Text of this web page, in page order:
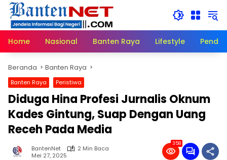
Langsung
konten
Home
Nasional Banten Raya Lifestyle
Beranda Banten Raya
Banten Raya Peristiwa
Diduga Hina Profesi Jurnalis Oknum
Kades Gintung, Suap Dengan Uang
Receh Pada Media
BantenNet
2 Min Baca
Mei 27, 2025
358